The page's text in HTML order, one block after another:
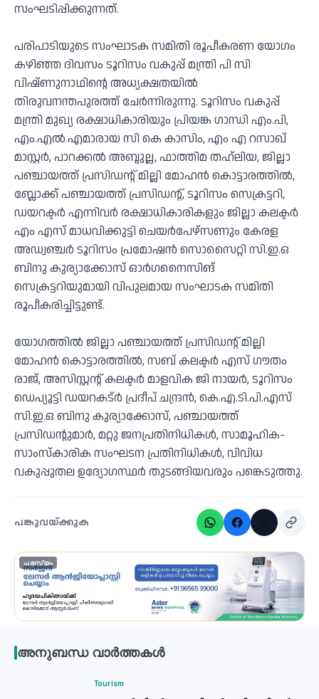
സംഘടിപ്പിക്കുന്നത്.
പരിപാടിയുടെ സംഘാടക സമിതി രൂപീകരണ യോഗം
കഴിഞ്ഞ ദിവസം ടൂറിസം വകുപ്പ് മന്ത്രി പി സി
വിഷ്ണുനാഥിന്റെ അധ്യക്ഷതയില്‍
തിരുവനന്തപുരത്ത് ചേര്‍ന്നിരുന്നു. ടൂറിസം വകുപ്പ്
മന്ത്രി മുഖ്യ രക്ഷാധികാരിയും പ്രിയങ്ക ഗാന്ധി എം.പി,
എം.എല്‍.എമാരായ സി കെ കാസിം, എം എ റസാഖ്
മാസ്റ്റര്‍, പാറക്കല്‍ അബ്ദുല്ല, ഫാത്തിമ തഹ്‌ലിയ, ജില്ലാ
പഞ്ചായത്ത് പ്രസിഡന്റ് മില്ലി മോഹന്‍ കൊട്ടാരത്തില്‍,
ബ്ലോക്ക് പഞ്ചായത്ത് പ്രസിഡന്റ്, ടൂറിസം സെക്രട്ടറി,
ഡയറക്ടര്‍ എന്നിവര്‍ രക്ഷാധികാരികളും ജില്ലാ കലക്ടര്‍
എം എസ് മാധവിക്കുട്ടി ചെയര്‍പേഴ്‌സണും കേരള
അഡ്വഞ്ചര്‍ ടൂറിസം പ്രമോഷന്‍ സൊസൈറ്റി സി.ഇ.ഒ
ബിനു കുര്യാക്കോസ് ഓര്‍ഗനൈസിങ്
സെക്രട്ടറിയുമായി വിപുലമായ സംഘാടക സമിതി
രൂപീകരിച്ചിട്ടുണ്ട്.
യോഗത്തില്‍ ജില്ലാ പഞ്ചായത്ത് പ്രസിഡന്റ് മില്ലി
മോഹന്‍ കൊട്ടാരത്തില്‍, സബ് കലക്ടര്‍ എസ് ഗൗതം
രാജ്, അസിസ്റ്റന്റ് കലക്ടര്‍ മാളവിക ജി നായര്‍, ടൂറിസം
ഡെപ്യൂട്ടി ഡയറകട്ര്‍ പ്രദീപ് ചന്ദ്രന്‍, കെ.എ.ടി.പി.എസ്
സി.ഇ.ഒ ബിനു കുര്യാക്കോസ്, പഞ്ചായത്ത്
പ്രസിഡന്റുമാര്‍, മറ്റു ജനപ്രതിനിധികള്‍, സാമൂഹിക-
സാംസ്‌കാരിക സംഘടന പ്രതിനിധികള്‍, വിവിധ
വകുപ്പുതല ഉദ്യോഗസ്ഥര്‍ തുടങ്ങിയവരും പങ്കെടുത്തു.
പങ്കുവയ്ക്കുക
പരസ്യം
അനുബന്ധ വാർത്തകൾ
Tourism